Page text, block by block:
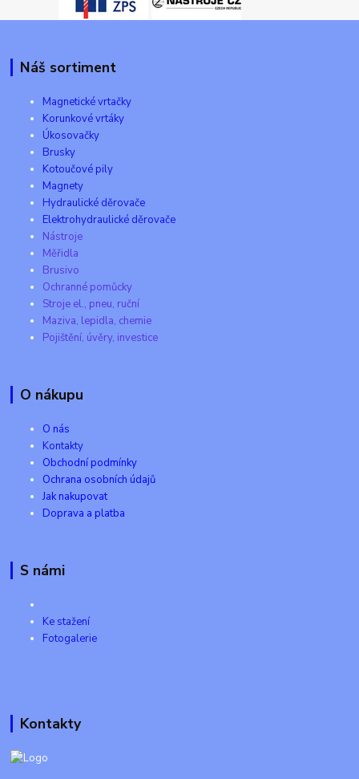
Náš sortiment
Magnetické vrtačky
Korunkové vrtáky
Úkosovačky
Brusky
Kotoučové pily
Magnety
Hydraulické děrovače
Elektrohydraulické děrovače
Nástroje
Měřidla
Brusivo
Ochranné pomůcky
Stroje el., pneu, ruční
Maziva, lepidla, chemie
Pojištění, úvěry, investice
O nákupu
O nás
Kontakty
Obchodní podmínky
Ochrana osobních údajů
Jak nakupovat
Doprava a platba
S námi
Ke stažení
Fotogalerie
Kontakty